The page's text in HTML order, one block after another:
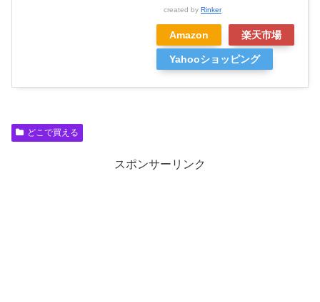
created by Rinker
Amazon 楽天市場
Yahooショッピング
どこで買える
スポンサーリンク